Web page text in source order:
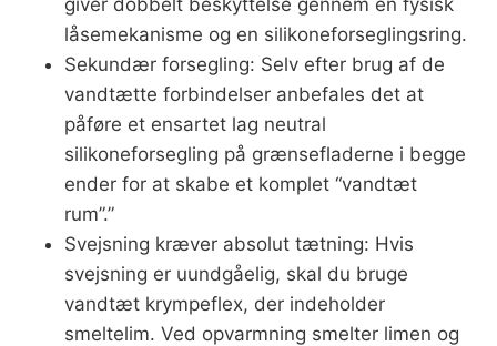
giver dobbelt beskyttelse gennem en fysisk
låsemekanisme og en silikoneforseglingsring.
Sekundær forsegling: Selv efter brug af de
vandtætte forbindelser anbefales det at
påføre et ensartet lag neutral
silikoneforsegling på grænsefladerne i begge
ender for at skabe et komplet “vandtæt
rum”.”
Svejsning kræver absolut tætning: Hvis
svejsning er uundgåelig, skal du bruge
vandtæt krympeflex, der indeholder
smeltelim. Ved opvarmning smelter limen og